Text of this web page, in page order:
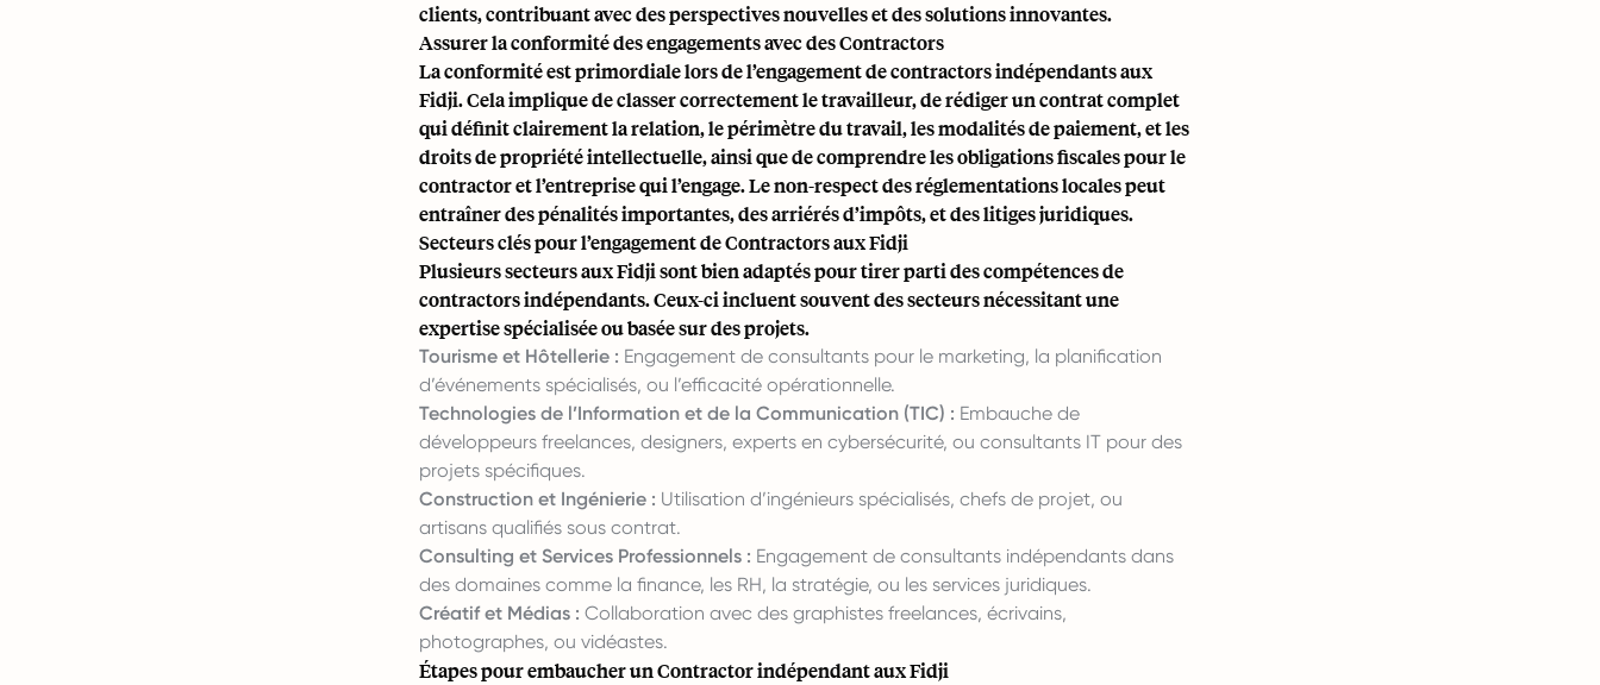
clients, contribuant avec des perspectives nouvelles et des solutions innovantes.
Assurer la conformité des engagements avec des Contractors
La conformité est primordiale lors de l’engagement de contractors indépendants aux
Fidji. Cela implique de classer correctement le travailleur, de rédiger un contrat complet
qui définit clairement la relation, le périmètre du travail, les modalités de paiement, et les
droits de propriété intellectuelle, ainsi que de comprendre les obligations fiscales pour le
contractor et l’entreprise qui l’engage. Le non-respect des réglementations locales peut
entraîner des pénalités importantes, des arriérés d’impôts, et des litiges juridiques.
Secteurs clés pour l’engagement de Contractors aux Fidji
Plusieurs secteurs aux Fidji sont bien adaptés pour tirer parti des compétences de
contractors indépendants. Ceux-ci incluent souvent des secteurs nécessitant une
expertise spécialisée ou basée sur des projets.
Tourisme et Hôtellerie : Engagement de consultants pour le marketing, la planification
d’événements spécialisés, ou l’efficacité opérationnelle.
Technologies de l’Information et de la Communication (TIC) : Embauche de
développeurs freelances, designers, experts en cybersécurité, ou consultants IT pour des
projets spécifiques.
Construction et Ingénierie : Utilisation d’ingénieurs spécialisés, chefs de projet, ou
artisans qualifiés sous contrat.
Consulting et Services Professionnels : Engagement de consultants indépendants dans
des domaines comme la finance, les RH, la stratégie, ou les services juridiques.
Créatif et Médias : Collaboration avec des graphistes freelances, écrivains,
photographes, ou vidéastes.
Étapes pour embaucher un Contractor indépendant aux Fidji